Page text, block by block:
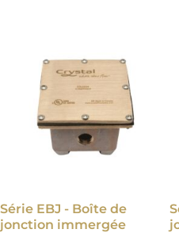
Série EBJ - Boîte de
jonction immergée